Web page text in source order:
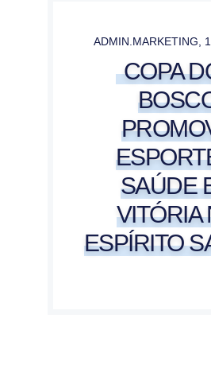
ADMIN.MARKETING
COPA
SAÚDE
VITÓRIA
ESPÍRITO